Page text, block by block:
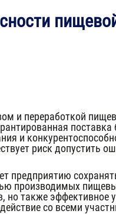
и переработкой
и
риск допустить
предприятию
производимых
но также
со всеми